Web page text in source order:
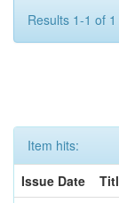
Results 1-1 of
Item hits:
Issue Date